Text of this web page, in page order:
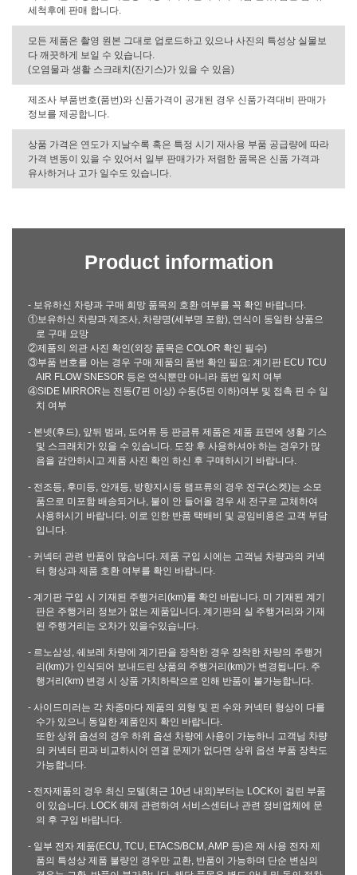
세척후에 판매 합니다.
모든 제품은 촬영 원본 그대로 업로드하고 있으나 사진의 특성상 실물보
다 깨끗하게 보일 수 있습니다.
(오염물과 생활 스크래치(잔기스)가 있을 수 있음)
제조사 부품번호(품번)와 신품가격이 공개된 경우 신품가격대비 판매가
정보를 제공합니다.
상품 가격은 연도가 지날수록 혹은 특정 시기 재사용 부품 공급량에 따라
가격 변동이 있을 수 있어서 일부 판매가가 저렴한 품목은 신품 가격과
유사하거나 고가 일수도 있습니다.
Product information
- 보유하신 차량과 구매 희망 품목의 호환 여부를 꼭 확인 바랍니다.
①보유하신 차량과 제조사, 차량명(세부명 포함), 연식이 동일한 상품으
로 구매 요망
②제품의 외관 사진 확인(외장 품목은 COLOR 확인 필수)
③부품 번호를 아는 경우 구매 제품의 품번 확인 필요: 계기판 ECU TCU
AIR FLOW SNESOR 등은 연식뿐만 아니라 품번 일치 여부
④SIDE MIRROR는 전동(7핀 이상) 수동(5핀 이하)여부 및 접촉 핀 수 일
치 여부
- 본넷(후드), 앞뒤 범퍼, 도어류 등 판금류 제품은 제품 표면에 생활 기스
및 스크래치가 있을 수 있습니다. 도장 후 사용하셔야 하는 경우가 많
음을 감안하시고 제품 사진 확인 하신 후 구매하시기 바랍니다.
- 전조등, 후미등, 안개등, 방향지시등 램프류의 경우 전구(소켓)는 소모
품으로 미포함 배송되거나, 불이 안 들어올 경우 새 전구로 교체하여
사용하시기 바랍니다. 이로 인한 반품 택배비 및 공임비용은 고객 부담
입니다.
- 커넥터 관련 반품이 많습니다. 제품 구입 시에는 고객님 차량과의 커넥
터 형상과 제품 호환 여부를 확인 바랍니다.
- 계기판 구입 시 기재된 주행거리(km)를 확인 바랍니다. 미 기재된 계기
판은 주행거리 정보가 없는 제품입니다. 계기판의 실 주행거리와 기재
된 주행거리는 오차가 있을수있습니다.
- 르노삼성, 쉐보레 차량에 계기판을 장착한 경우 장착한 차량의 주행거
리(km)가 인식되어 보내드린 상품의 주행거리(km)가 변경됩니다. 주
행거리(km) 변경 시 상품 가치하락으로 인해 반품이 불가능합니다.
- 사이드미러는 각 차종마다 제품의 외형 및 핀 수와 커넥터 형상이 다를
수가 있으니 동일한 제품인지 확인 바랍니다.
또한 상위 옵션의 경우 하위 옵션 차량에 사용이 가능하니 고객님 차량
의 커넥터 핀과 비교하시어 연결 문제가 없다면 상위 옵션 부품 장착도
가능합니다.
- 전자제품의 경우 최신 모델(최근 10년 내외)부터는 LOCK이 걸린 부품
이 있습니다. LOCK 해제 관련하여 서비스센터나 관련 정비업체에 문
의 후 구입 바랍니다.
- 일부 전자 제품(ECU, TCU, ETACS/BCM, AMP 등)은 재 사용 전자 제
품의 특성상 제품 불량인 경우만 교환, 반품이 가능하며 단순 변심의